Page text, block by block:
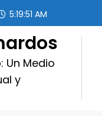
5:19:53 AM
Un Medio
y